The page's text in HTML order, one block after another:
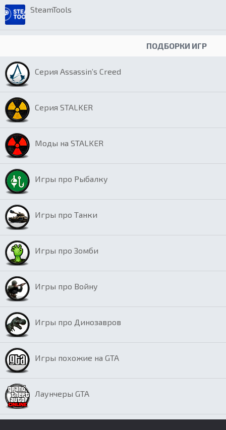
SteamTools
ПОДБОРКИ ИГР
Серия Assassin’s Creed
Серия STALKER
Моды на STALKER
Игры про Рыбалку
Игры про Танки
Игры про Зомби
Игры про Войну
Игры про Динозавров
Игры похожие на GTA
Лаунчеры GTA